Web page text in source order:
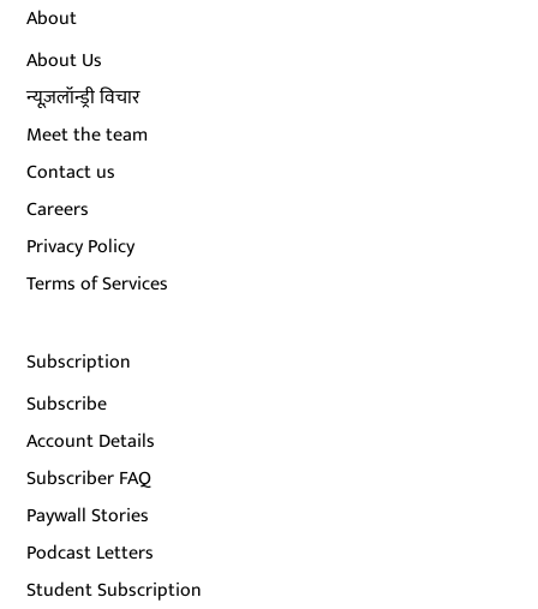
About
About Us
न्यूज़लॉन्ड्री विचार
Meet the team
Contact us
Careers
Privacy Policy
Terms of Services
Subscription
Subscribe
Account Details
Subscriber FAQ
Paywall Stories
Podcast Letters
Student Subscription